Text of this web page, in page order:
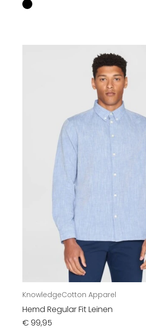
KnowledgeCotton Apparel
Hemd Regular Fit Leinen
€99,95